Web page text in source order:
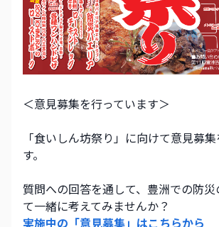
＜意見募集を行っています＞
「食いしん坊祭り」に向けて意見募
す。
質問への回答を通して、豊洲での防
て一緒に考えてみませんか？
実施中の「意見募集」はこちらから